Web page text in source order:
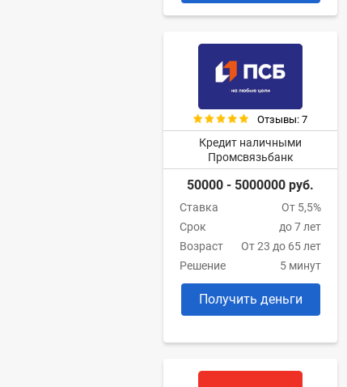
Отзывы: 7
Кредит наличными
Промсвязьбанк
50000 - 5000000 руб.
Ставка
От 5,5%
Срок
до 7 лет
Возраст
От 23 до 65 лет
Решение
5 минут
Получить деньги